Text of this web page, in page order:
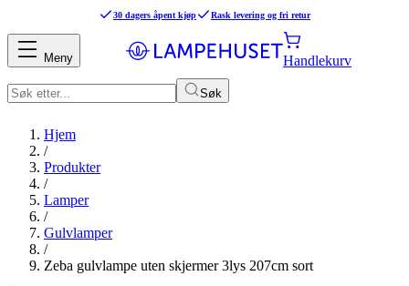
30 dagers åpent kjøp Rask levering og fri retur
Søk
Handlekurv
Meny
Hjem
/
Produkter
/
Lamper
/
Gulvlamper
/
Zeba gulvlampe uten skjermer 3lys 207cm sort